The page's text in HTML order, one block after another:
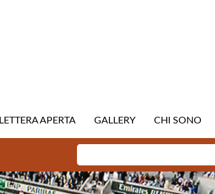
LETTERA APERTA GALLERY CHI SONO
per: